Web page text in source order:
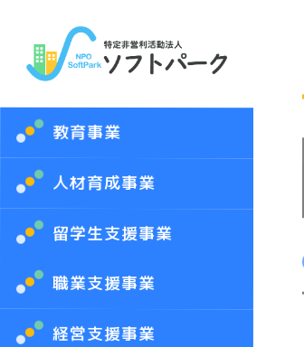
教育事業
人材育成事業
留学生支援事業
職業支援事業
経営支援事業